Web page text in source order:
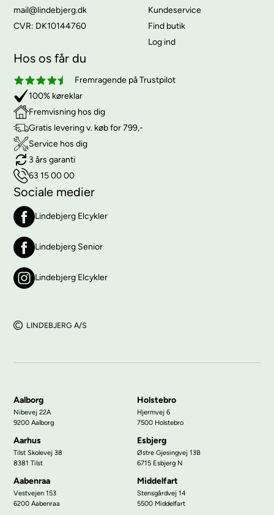
mail@lindebjerg.dk
CVR: DK10144760
Kundeservice
Find butik
Log ind
Hos os får du
Fremragende på Trustpilot
100% køreklar
Fremvisning hos dig
Gratis levering v. køb for 799,-
Service hos dig
3 års garanti
63 15 00 00
Sociale medier
Lindebjerg Elcykler
Lindebjerg Senior
Lindebjerg Elcykler
LINDEBJERG A/S
Aalborg
Nibevej 22A
9200 Aalborg
Holstebro
Hjermvej 6
7500 Holstebro
Aarhus
Tilst Skolevej 38
8381 Tilst
Esbjerg
Østre Gjesingvej 13B
6715 Esbjerg N
Aabenraa
Vestvejen 153
6200 Aabenraa
Middelfart
Stensgårdvej 14
5500 Middelfart